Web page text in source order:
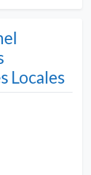
Locales